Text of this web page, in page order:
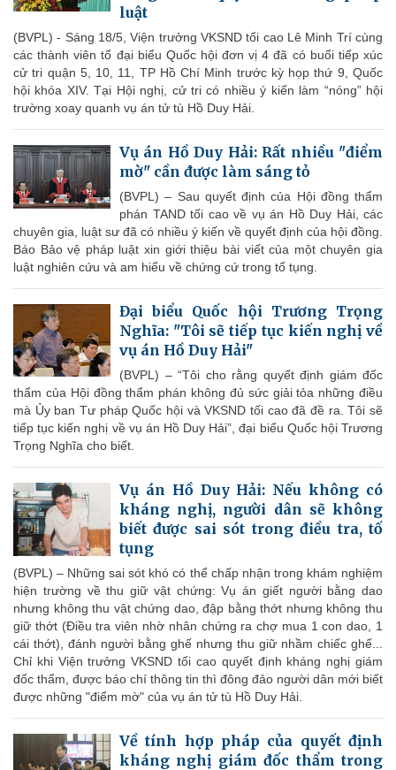
luật
(BVPL) - Sáng 18/5, Viện trưởng VKSND tối cao Lê Minh Trí cùng
các thành viên tổ đại biểu Quốc hội đơn vị 4 đã có buổi tiếp xúc
cử tri quận 5, 10, 11, TP Hồ Chí Minh trước kỳ họp thứ 9, Quốc
hội khóa XIV. Tại Hội nghị, cử tri có nhiều ý kiến làm “nóng” hội
trường xoay quanh vụ án tử tù Hồ Duy Hải.
Vụ án Hồ Duy Hải: Rất nhiều "điểm
mờ" cần được làm sáng tỏ
(BVPL) – Sau quyết định của Hội đồng thẩm
phán TAND tối cao về vụ án Hồ Duy Hải, các
chuyên gia, luật sư đã có nhiều ý kiến về quyết định của hội đồng.
Báo Bảo vệ pháp luật xin giới thiệu bài viết của một chuyên gia
luật nghiên cứu và am hiểu về chứng cứ trong tố tụng.
Đại biểu Quốc hội Trương Trọng
Nghĩa: "Tôi sẽ tiếp tục kiến nghị về
vụ án Hồ Duy Hải"
(BVPL) – “Tôi cho rằng quyết định giám đốc
thẩm của Hội đồng thẩm phán không đủ sức giải tỏa những điều
mà Ủy ban Tư pháp Quốc hội và VKSND tối cao đã đề ra. Tôi sẽ
tiếp tục kiến nghị về vụ án Hồ Duy Hải”, đại biểu Quốc hội Trương
Trọng Nghĩa cho biết.
Vụ án Hồ Duy Hải: Nếu không có
kháng nghị, người dân sẽ không
biết được sai sót trong điều tra, tố
tụng
(BVPL) – Những sai sót khó có thể chấp nhận trong khám nghiệm
hiện trường về thu giữ vật chứng: Vụ án giết người bằng dao
nhưng không thu vật chứng dao, đập bằng thớt nhưng không thu
giữ thớt (Điều tra viên nhờ nhân chứng ra chợ mua 1 con dao, 1
cái thớt), đánh người bằng ghế nhưng thu giữ nhầm chiếc ghế...
Chỉ khi Viện trưởng VKSND tối cao quyết định kháng nghị giám
đốc thẩm, được báo chí thông tin thì đông đảo người dân mới biết
được những "điểm mờ" của vụ án tử tù Hồ Duy Hải.
Về tính hợp pháp của quyết định
kháng nghị giám đốc thẩm trong